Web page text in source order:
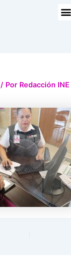
/ Por Redacción